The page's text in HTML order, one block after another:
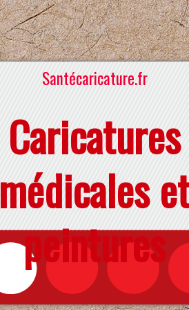
Santécaricature.fr
Caricatures
médicales
peintures